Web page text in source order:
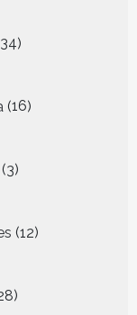
34
producten
16
producten
3
producten
12
producten
producten